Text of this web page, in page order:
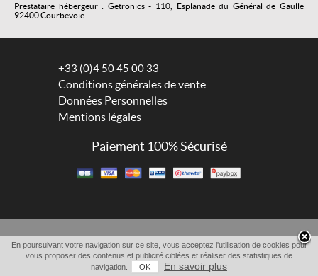
Prestataire hébergeur : Getronics - 110, Esplanade du Général de Gaulle
92400 Courbevoie
+33 (0)4 50 45 00 33
Conditions générales de vente
Données Personnelles
Mentions légales
Paiement 100% Sécurisé
En poursuivant votre navigation sur ce site, vous acceptez l'utilisation de cookies pour
vous proposer des contenus et publicité ciblées et réaliser des statistiques de
navigation.
OK En savoir plus